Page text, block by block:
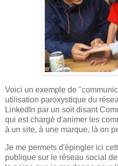
Voici un exemple de
utilisation paroxystique du
LinkedIn par un soit disant
qui est chargé d'animer les
à un site, à une marque, là on
Je me permets d'épingler ici
publique sur le réseau social